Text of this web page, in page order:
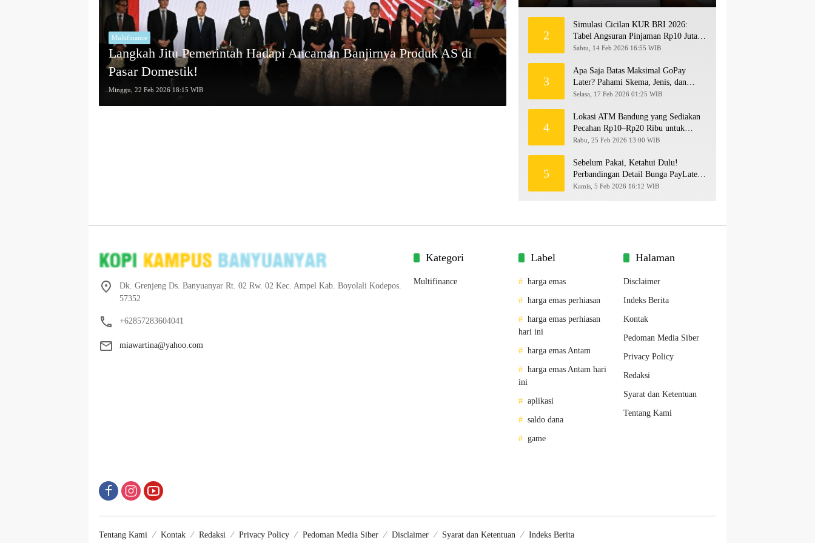
Multifinance
Langkah Jitu Pemerintah Hadapi Ancaman Banjirnya Produk AS di
Pasar Domestik!
Minggu, 22 Feb 2026 18:15 WIB
2
Simulasi Cicilan KUR BRI 2026:
Tabel Angsuran Pinjaman Rp10 Juta
hingga Rp500 Juta
Sabtu, 14 Feb 2026 16:55 WIB
3
Apa Saja Batas Maksimal GoPay
Later? Pahami Skema, Jenis, dan
Langkah Upgrade Limit
Selasa, 17 Feb 2026 01:25 WIB
4
Lokasi ATM Bandung yang Sediakan
Pecahan Rp10–Rp20 Ribu untuk
Persiapan THR 2026!
Rabu, 25 Feb 2026 13:00 WIB
5
Sebelum Pakai, Ketahui Dulu!
Perbandingan Detail Bunga PayLater
Kredivo, SPayLater, dan SPinjam
Kamis, 5 Feb 2026 16:12 WIB
Dk. Grenjeng Ds. Banyuanyar Rt. 02 Rw. 02 Kec. Ampel Kab. Boyolali Kodepos.
57352
+62857283604041
miawartina@yahoo.com
Kategori
Multifinance
Label
harga emas
harga emas perhiasan
harga emas perhiasan
hari ini
harga emas Antam
harga emas Antam hari
ini
aplikasi
saldo dana
game
Halaman
Disclaimer
Indeks Berita
Kontak
Pedoman Media Siber
Privacy Policy
Redaksi
Syarat dan Ketentuan
Tentang Kami
Tentang Kami Kontak Redaksi Privacy Policy Pedoman Media Siber Disclaimer Syarat dan Ketentuan Indeks Berita